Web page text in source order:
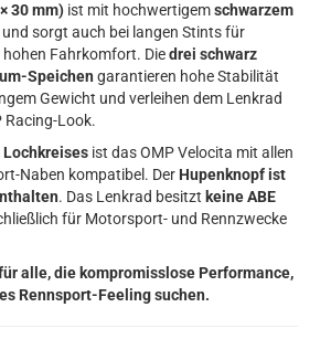
30 mm) ist mit hochwertigemschwarzem
und sorgt auch bei langen Stints für
Fahrkomfort. Diedrei schwarz
Speichen garantieren hohe Stabilität
Gewicht und verleihen dem Lenkrad
Racing-Look.
Lochkreises ist das OMP Velocita mit allen
Naben kompatibel. Der Hupenknopf ist
. Das Lenkrad besitzt keine ABE
für Motorsport- und Rennzwecke
alle, die kompromisslose Performance,
Rennsport-Feeling suchen.